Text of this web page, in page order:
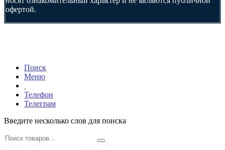
офертой.
Поиск
Меню
Телефон
Телеграм
Введите несколько слов для поиска